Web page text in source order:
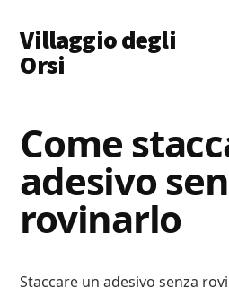
main
content
primary
sidebar
footer
menu
Villaggio degli
Orsi
Dove
Imparare
Tutto
Come
adesivo
rovinarlo
Staccare un adesivo senza